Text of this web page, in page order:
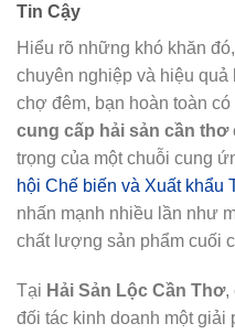
Tin Cậy
Hiểu rõ những khó khăn
chuyên nghiệp và hiệu
chợ đêm, bạn hoàn toàn
cung cấp hải sản cần thơ
trọng của một chuỗi cung
hội Chế biến và Xuất khẩu
nhấn mạnh nhiều lần như
chất lượng sản phẩm cuối
Tại Hải Sản Lộc Cần Thơ,
đối tác kinh doanh một giải